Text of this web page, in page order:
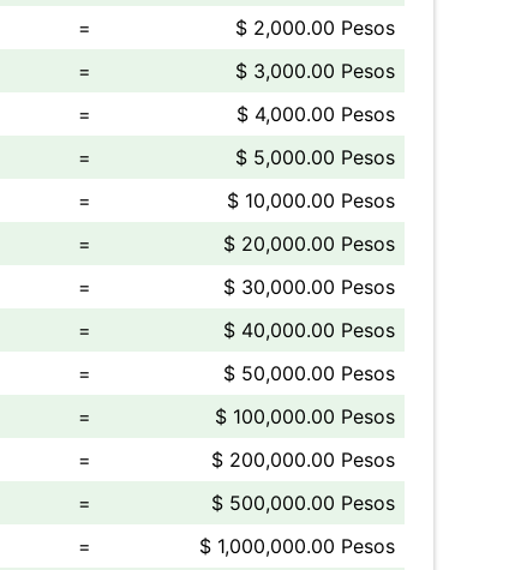
=
$ 2,000.00 Pesos
=
$ 3,000.00 Pesos
=
$ 4,000.00 Pesos
=
$ 5,000.00 Pesos
=
$ 10,000.00 Pesos
=
$ 20,000.00 Pesos
=
$ 30,000.00 Pesos
=
$ 40,000.00 Pesos
=
$ 50,000.00 Pesos
=
$ 100,000.00 Pesos
=
$ 200,000.00 Pesos
=
$ 500,000.00 Pesos
= $ 1,000,000.00 Pesos